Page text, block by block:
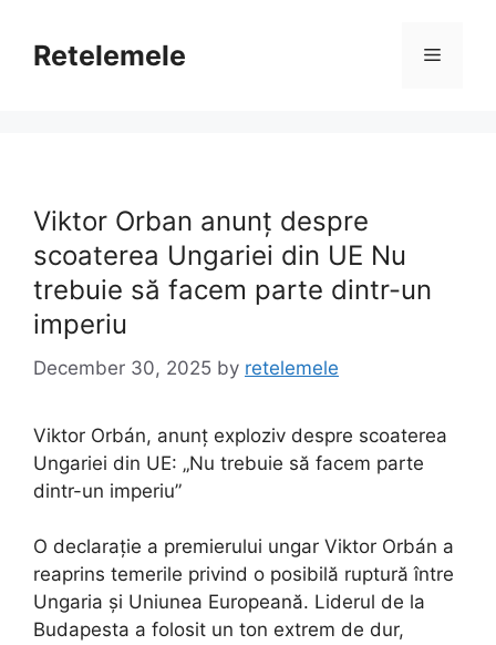
contentRetelemele Menu
Viktor Orban anunț despre
scoaterea Ungariei din UE Nu
trebuie să facem parte dintr-un
imperiu
December 30, 2025 by retelemele
Viktor Orbán, anunț exploziv despre scoaterea
Ungariei din UE: „Nu trebuie să facem parte
dintr-un imperiu”
O declarație a premierului ungar Viktor Orbán a
reaprins temerile privind o posibilă ruptură între
Ungaria și Uniunea Europeană. Liderul de la
Budapesta a folosit un ton extrem de dur,